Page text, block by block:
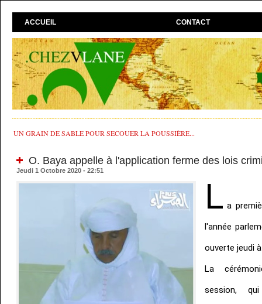
ACCUEIL CONTACT
UN GRAIN DE SABLE POUR SECOUER LA POUSSIÈRE...
O. Baya appelle à l'application ferme des lois
Jeudi 1 Octobre 2020 - 22:51
L a
l'année
ouverte jeudi
La
session,